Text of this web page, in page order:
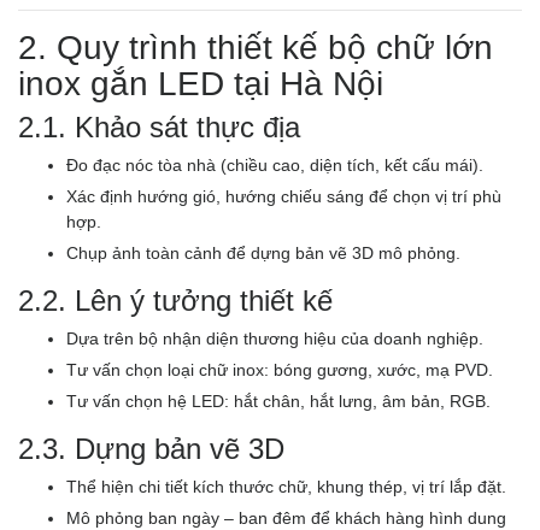
2. Quy trình thiết kế bộ chữ lớn
inox gắn LED tại Hà Nội
2.1. Khảo sát thực địa
Đo đạc nóc tòa nhà (chiều cao, diện tích, kết cấu mái).
Xác định hướng gió, hướng chiếu sáng để chọn vị trí phù
hợp.
Chụp ảnh toàn cảnh để dựng bản vẽ 3D mô phỏng.
2.2. Lên ý tưởng thiết kế
Dựa trên bộ nhận diện thương hiệu của doanh nghiệp.
Tư vấn chọn loại chữ inox: bóng gương, xước, mạ PVD.
Tư vấn chọn hệ LED: hắt chân, hắt lưng, âm bản, RGB.
2.3. Dựng bản vẽ 3D
Thể hiện chi tiết kích thước chữ, khung thép, vị trí lắp đặt.
Mô phỏng ban ngày – ban đêm để khách hàng hình dung